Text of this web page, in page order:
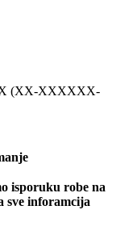
(XX-XXXXXX-
isporuku robe na
sve inforamcija